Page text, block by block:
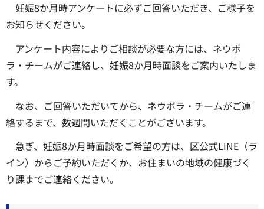
妊娠8か月時アンケートに必ずご回答いただき、ご様子を
お知らせください。
アンケート内容によりご相談が必要な方には、ネウボ
ラ・チームがご連絡し、妊娠8か月時面談をご案内いたしま
す。
なお、ご回答いただいてから、ネウボラ・チームがご連
絡するまで、数週間いただくことがございます。
急ぎ、妊娠8か月時面談をご希望の方は、区公式LINE（ラ
イン）からご予約いただくか、お住まいの地域の健康づく
り課までご連絡ください。